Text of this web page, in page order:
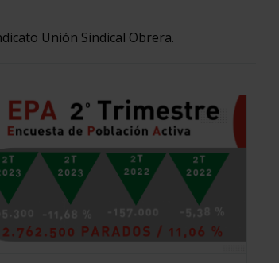
Unión Sindical Obrera.